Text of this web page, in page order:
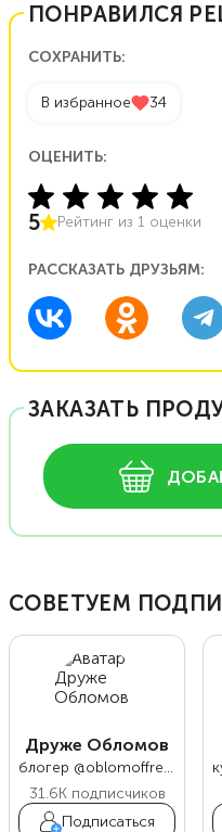
ПОНРАВИЛСЯ
СОХРАНИТЬ:
В избранное 34
ОЦЕНИТЬ:
5 Рейтинг из 1 оценки
РАССКАЗАТЬ ДРУЗЬЯМ:
ЗАКАЗАТЬ
СОВЕТУЕМ
Друже Обломов
блогер @oblomoffrecipe
31.6Kподписчиков
Подписаться